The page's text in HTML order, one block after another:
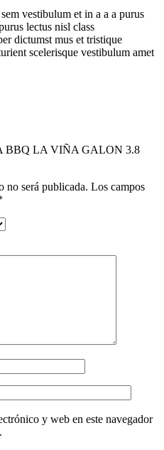
vestibulum et in a a a purus
lectus nisl class
dictumst mus et tristique
scelerisque vestibulum amet
BBQ LA VIÑA GALON 3.8
no será publicada. Los campos
y web en este navegador